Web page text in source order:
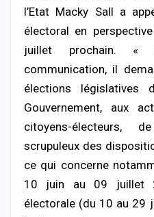
l’Etat Macky Sall a
électoral en
juillet prochain.
communication, il
élections
Gouvernement, aux
citoyens-électeurs,
scrupuleux des
ce qui concerne
10 juin au 09 juillet
électorale (du 10 au 29